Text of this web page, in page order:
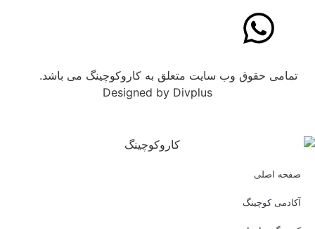
تمامی حقوق وب سایت متعلق به کاروکوچینگ می باشد.
Designed by Divplus
صفحه اصلی
آکادمی کوچینگ